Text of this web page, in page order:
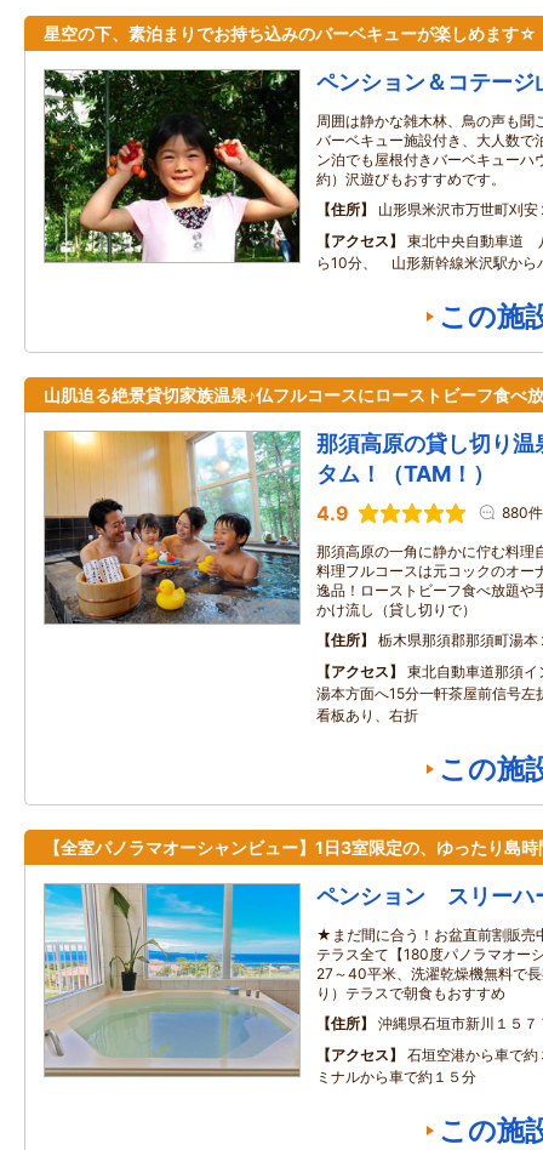
星空の下、素泊まりでお持ち込みのバーベキューが楽しめます☆
ペンション＆コテージ
周囲は静かな雑木林、鳥の声も聞
バーベキュー施設付き、大人数で
ン泊でも屋根付きバーベキューハ
約）沢遊びもおすすめです。
住所
山形県米沢市万世町刈
アクセス
東北中央自動車道
ら10分、 山形新幹線米沢駅か
この施
山肌迫る絶景貸切家族温泉♪仏フルコースにローストビーフ食べ
那須高原の貸し切り
タム！（TAM！）
4.9 880件
那須高原の一角に静かに佇む料理
料理フルコースは元コックのオー
逸品！ローストビーフ食べ放題や
かけ流し（貸し切りで）
住所
栃木県那須郡那須町湯
アクセス
東北自動車道那須
湯本方面へ15分一軒茶屋前信号左
看板あり、右折
この施
【全室パノラマオーシャンビュー】1日3室限定の、ゆったり島時
ペンション スリーハ
★まだ間に合う！お盆直前割販
テラス全て【180度パノラマオー
27～40平米、洗濯乾燥機無料で
り）テラスで朝食もおすすめ
住所
沖縄県石垣市新川１５７
アクセス
石垣空港から車で
ミナルから車で約１５分
この施